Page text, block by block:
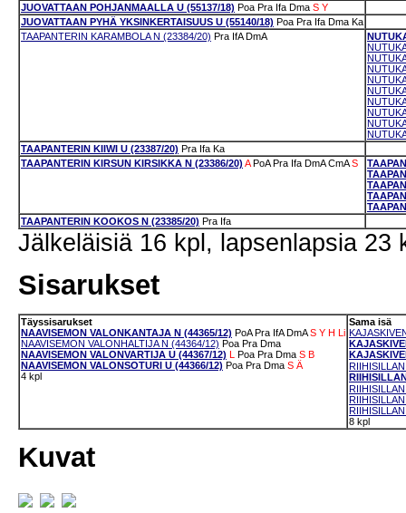
JUOVATTAAN POHJANMAALLA U (55137/18) Poa Pra Ifa Dma S Y
JUOVATTAAN PYHÄ YKSINKERTAISUUS U (55140/18) Poa Pra Ifa Dma Ka
TAAPANTERIN KARAMBOLA N (23384/20) Pra IfA DmA
TAAPANTERIN KIIWI U (23387/20) Pra Ifa Ka
TAAPANTERIN KIRSUN KIRSIKKA N (23386/20) A PoA Pra Ifa DmA CmA S
TAAPANTERIN KOOKOS N (23385/20) Pra Ifa
Jälkeläisiä 16 kpl, lapsenlapsia 23
Sisarukset
Täyssisarukset
NAAVISEMON VALONKANTAJA N (44365/12) PoA Pra IfA DmA S Y H Li
NAAVISEMON VALONHALTIJA N (44364/12) Poa Pra Dma
NAAVISEMON VALONVARTIJA U (44367/12) L Poa Pra Dma S B
NAAVISEMON VALONSOTURI U (44366/12) Poa Pra Dma S Ä
4 kpl
Sama isä
8 kpl
Kuvat